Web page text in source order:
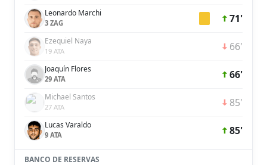
Leonardo Marchi
3 ZAG 71'
Ezequiel Naya
19 ATA 66'
Joaquín Flores
29 ATA 66'
Michael Santos
27 ATA 85'
Lucas Varaldo
9 ATA 85'
BANCO DE RESERVAS